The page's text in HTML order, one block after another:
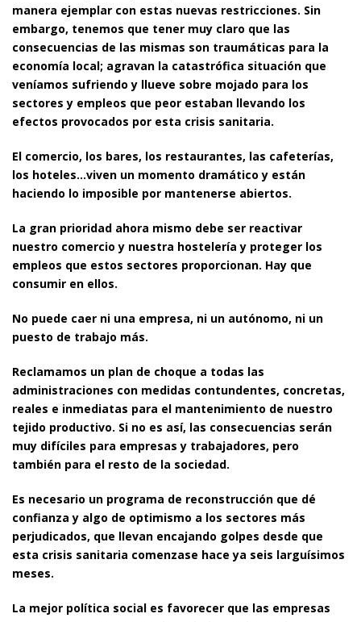
manera ejemplar con estas nuevas restricciones. Sin
embargo, tenemos que tener muy claro que las
consecuencias de las mismas son traumáticas para la
economía local; agravan la catastrófica situación que
veníamos sufriendo y llueve sobre mojado para los
sectores y empleos que peor estaban llevando los
efectos provocados por esta crisis sanitaria.
El comercio, los bares, los restaurantes, las cafeterías,
los hoteles…viven un momento dramático y están
haciendo lo imposible por mantenerse abiertos.
La gran prioridad ahora mismo debe ser reactivar
nuestro comercio y nuestra hostelería y proteger los
empleos que estos sectores proporcionan. Hay que
consumir en ellos.
No puede caer ni una empresa, ni un autónomo, ni un
puesto de trabajo más.
Reclamamos un plan de choque a todas las
administraciones con medidas contundentes, concretas,
reales e inmediatas para el mantenimiento de nuestro
tejido productivo. Si no es así, las consecuencias serán
muy difíciles para empresas y trabajadores, pero
también para el resto de la sociedad.
Es necesario un programa de reconstrucción que dé
confianza y algo de optimismo a los sectores más
perjudicados, que llevan encajando golpes desde que
esta crisis sanitaria comenzase hace ya seis larguísimos
meses.
La mejor política social es favorecer que las empresas